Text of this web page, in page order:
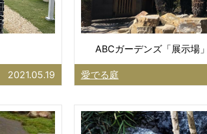
2021.05.19
ABCガーデンズ「展示場」
愛でる庭